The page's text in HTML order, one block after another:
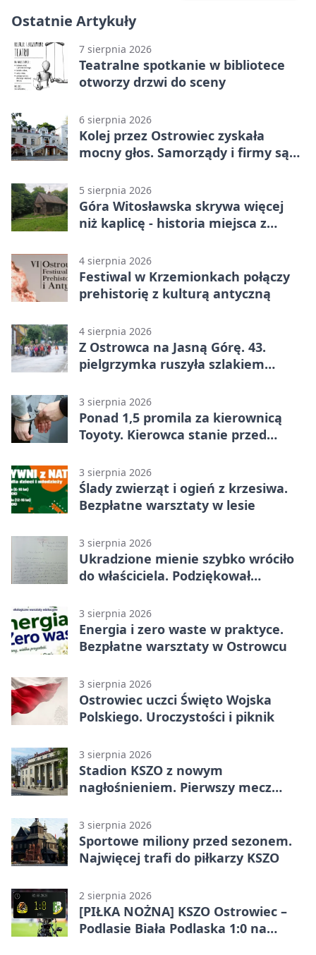
Ostatnie Artykuły
7 sierpnia 2026
Teatralne spotkanie w bibliotece
otworzy drzwi do sceny
6 sierpnia 2026
Kolej przez Ostrowiec zyskała
mocny głos. Samorządy i firmy są
5 sierpnia 2026
Góra Witosławska skrywa więcej
niż kaplicę - historia miejsca z
4 sierpnia 2026
Festiwal w Krzemionkach połączy
prehistorię z kulturą antyczną
4 sierpnia 2026
Z Ostrowca na Jasną Górę. 43.
pielgrzymka ruszyła szlakiem
3 sierpnia 2026
Ponad 1,5 promila za kierownicą
Toyoty. Kierowca stanie przed
3 sierpnia 2026
Ślady zwierząt i ogień z krzesiwa.
Bezpłatne warsztaty w lesie
3 sierpnia 2026
Ukradzione mienie szybko wróciło
do właściciela. Podziękował
3 sierpnia 2026
Energia i zero waste w praktyce.
Bezpłatne warsztaty w Ostrowcu
3 sierpnia 2026
Ostrowiec uczci Święto Wojska
Polskiego. Uroczystości i piknik
3 sierpnia 2026
Stadion KSZO z nowym
nagłośnieniem. Pierwszy mecz
3 sierpnia 2026
Sportowe miliony przed sezonem.
Najwięcej trafi do piłkarzy KSZO
2 sierpnia 2026
[PIŁKA NOŻNA] KSZO Ostrowiec –
Podlasie Biała Podlaska 1:0 na